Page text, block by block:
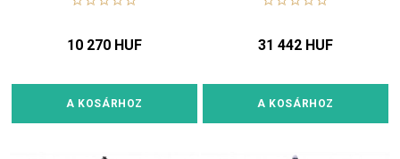
10 270 HUF
A KOSÁRHOZ
31 442 HUF
A KOSÁRHOZ